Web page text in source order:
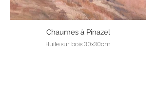
Chaumes à Pinazel
Huile sur bois 30x30cm